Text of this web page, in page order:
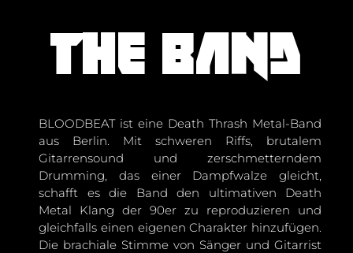
The band
BLOODBEAT ist eine Death Thrash Metal-Band
aus Berlin. Mit schweren Riffs, brutalem
Gitarrensound und zerschmetterndem
Drumming, das einer Dampfwalze gleicht,
schafft es die Band den ultimativen Death
Metal Klang der 90er zu reproduzieren und
gleichfalls einen eigenen Charakter hinzufügen.
Die brachiale Stimme von Sänger und Gitarrist